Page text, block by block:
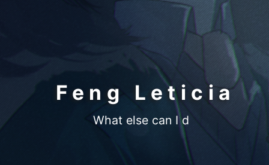
Feng Leticia
What else can I do